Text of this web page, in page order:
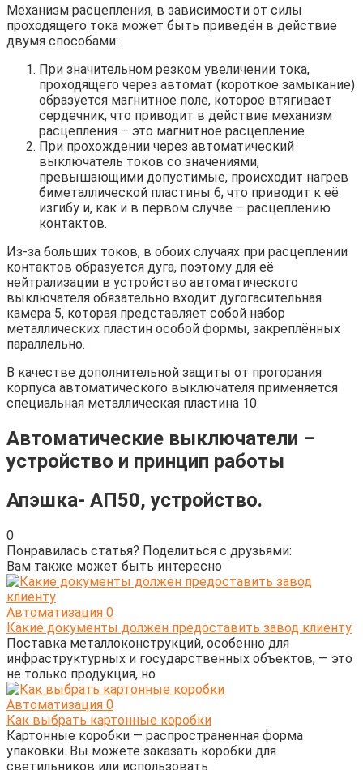
Механизм расцепления, в зависимости от силы
проходящего тока может быть приведён в действие
двумя способами:
При значительном резком увеличении тока,
проходящего через автомат (короткое замыкание)
образуется магнитное поле, которое втягивает
сердечник, что приводит в действие механизм
расцепления – это магнитное расцепление.
При прохождении через автоматический
выключатель токов со значениями,
превышающими допустимые, происходит нагрев
биметаллической пластины 6, что приводит к её
изгибу и, как и в первом случае – расцеплению
контактов.
Из-за больших токов, в обоих случаях при расцеплении
контактов образуется дуга, поэтому для её
нейтрализации в устройство автоматического
выключателя обязательно входит дугогасительная
камера 5, которая представляет собой набор
металлических пластин особой формы, закреплённых
параллельно.
В качестве дополнительной защиты от прогорания
корпуса автоматического выключателя применяется
специальная металлическая пластина 10.
Автоматические выключатели –
устройство и принцип работы
Апэшка- АП50, устройство.
0
Понравилась статья? Поделиться с друзьями:
Вам также может быть интересно
Автоматизация 0
Какие документы должен предоставить завод клиенту
Поставка металлоконструкций, особенно для
инфраструктурных и государственных объектов, — это
не только продукция, но
Автоматизация 0
Как выбрать картонные коробки
Картонные коробки — распространенная форма
упаковки. Вы можете заказать коробки для
светильников или использовать